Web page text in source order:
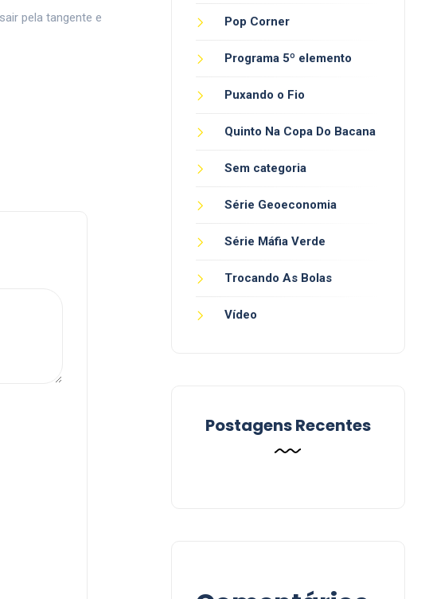
pela tangente e
Pop Corner
Programa 5º elemento
Puxando o Fio
Quinto Na Copa Do Bacana
Sem categoria
Série Geoeconomia
Série Máfia Verde
Trocando As Bolas
Vídeo
Postagens Recentes